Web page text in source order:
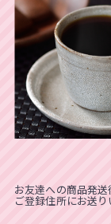
お友達への商品発
ご登録住所にお送り